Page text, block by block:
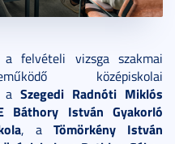
felvételi vizsga szakmai
középiskolai
a Szegedi Radnóti Miklós
Báthory István Gyakorló
, a Tömörkény István